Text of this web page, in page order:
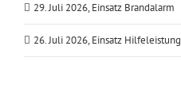
29. Juli 2026, Einsatz Brandalarm
26. Juli 2026, Einsatz Hilfeleistung